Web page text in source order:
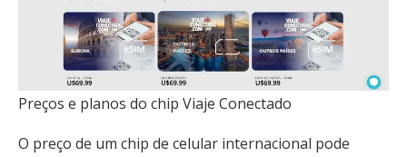
Preços e planos do chip Viaje Conectado
O preço de um chip de celular internacional pode